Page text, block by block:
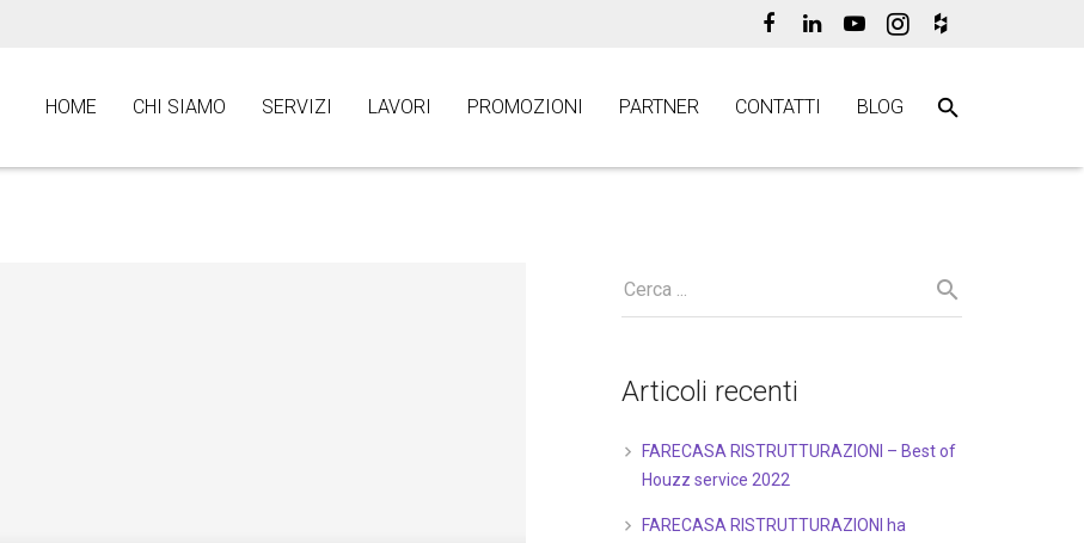
HOME CHI SIAMO SERVIZI LAVORI PROMOZIONI PARTNER CONTATTI BLOG
Articoli recenti
FARECASA RISTRUTTURAZIONI – Best of
Houzz service 2022
FARECASA RISTRUTTURAZIONI ha